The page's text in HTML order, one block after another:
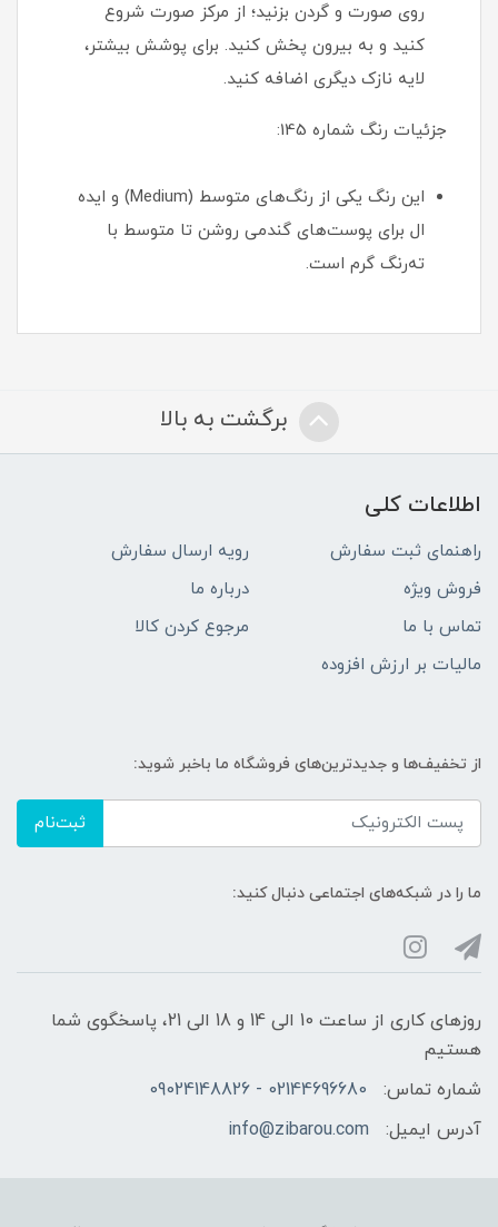
روی صورت و گردن بزنید؛ از مرکز صورت شروع
کنید و به بیرون پخش کنید. برای پوشش بیشتر،
لایه نازک دیگری اضافه کنید.
جزئیات رنگ شماره 145:
این رنگ یکی از رنگ‌های متوسط (Medium) و ایده
ال برای پوست‌های گندمی روشن تا متوسط با
ته‌رنگ گرم است.
برگشت به بالا
اطلاعات کلی
راهنمای ثبت سفارش
رویه ارسال سفارش
فروش ویژه
درباره ما
تماس با ما
مرجوع کردن کالا
مالیات بر ارزش افزوده
از تخفیف‌ها و جدیدترین‌های فروشگاه ما باخبر شوید:
ثبت‌نام
ما را در شبکه‌های اجتماعی دنبال کنید:
روزهای کاری از ساعت 10 الی 14 و 18 الی 21، پاسخگوی شما
هستیم
شماره تماس:
02144696680 - 09024148826
آدرس ایمیل:
info@zibarou.com